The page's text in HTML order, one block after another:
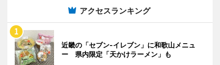
アクセスランキング
近畿の「セブン-イレブン」に和歌山メニュ
ー 県内限定「天かけラーメン」も